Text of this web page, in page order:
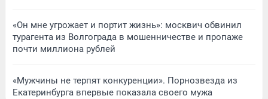
«Он мне угрожает и портит жизнь»: москвич обвинил
турагента из Волгограда в мошенничестве и пропаже
почти миллиона рублей
«Мужчины не терпят конкуренции». Порнозвезда из
Екатеринбурга впервые показала своего мужа